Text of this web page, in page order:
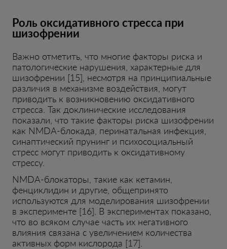
Роль оксидативного стресса при
шизофрении
Важно отметить, что многие факторы риска и
патологические нарушения, характерные для
шизофрении [15], несмотря на принципиальные
различия в механизме воздействия, могут
приводить к возникновению оксидативного
стресса. Так доклинические исследования
показали, что такие факторы риска шизофрении
как NMDA-блокада, перинатальная инфекция,
синаптический прунинг и психосоциальный
стресс могут приводить к оксидативному
стрессу.
NMDA-блокаторы, такие как кетамин,
фенциклидин и другие, общепринято
используются для моделирования шизофрении
в эксперименте [16]. В экспериментах показано,
что во всяком случае часть их негативного
влияния связана с увеличением количества
активных форм кислорода [17].